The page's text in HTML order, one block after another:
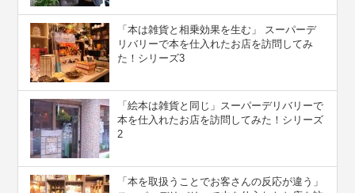
「本は雑貨と相乗効果を生む」 スーパーデ
リバリーで本を仕入れたお店を訪問してみ
た！シリーズ3
「絵本は雑貨と同じ」スーパーデリバリーで
本を仕入れたお店を訪問してみた！シリーズ
2
「本を取扱うことでお客さんの反応が違う」